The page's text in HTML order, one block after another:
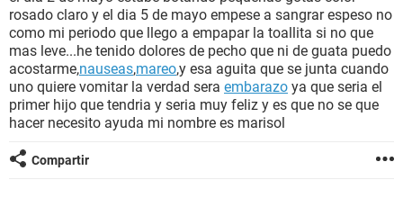
GLOSARIO
rosado claro y el dia 5 de mayo empese a sangrar espeso no
como mi periodo que llego a empapar la toallita si no que
mas leve...he tenido dolores de pecho que ni de guata puedo
acostarme,nauseas,mareo,y esa aguita que se junta cuando
uno quiere vomitar la verdad sera embarazo ya que seria el
primer hijo que tendria y seria muy feliz y es que no se que
hacer necesito ayuda mi nombre es marisol
Compartir